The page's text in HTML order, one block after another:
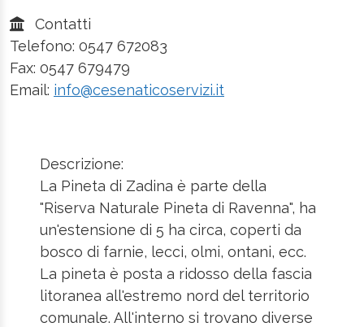
Contatti
Telefono: 0547 672083
Fax: 0547 679479
Email: info@cesenaticoservizi.it
Descrizione:
La Pineta di Zadina è parte della
"Riserva Naturale Pineta di Ravenna", ha
un'estensione di 5 ha circa, coperti da
bosco di farnie, lecci, olmi, ontani, ecc.
La pineta è posta a ridosso della fascia
litoranea all'estremo nord del territorio
comunale. All'interno si trovano diverse